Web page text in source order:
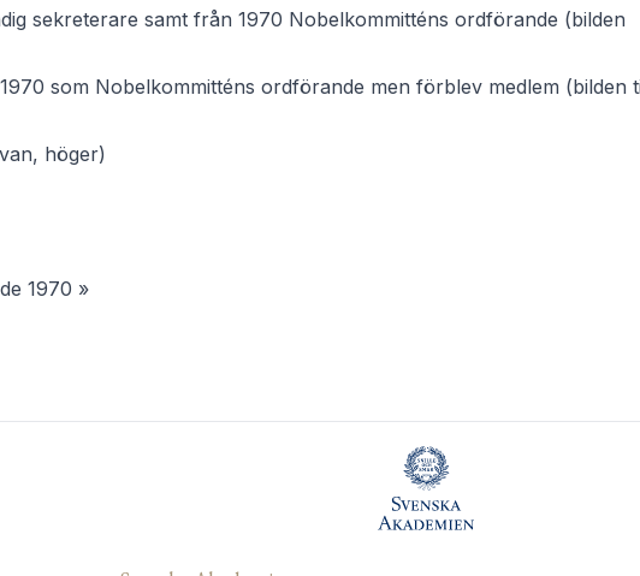
sekreterare samt från 1970 Nobelkommitténs ordförande (bilden
som Nobelkommitténs ordförande men förblev medlem (bilden
höger)
1970 »